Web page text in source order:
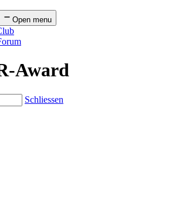
Open menu
Award
Schliessen